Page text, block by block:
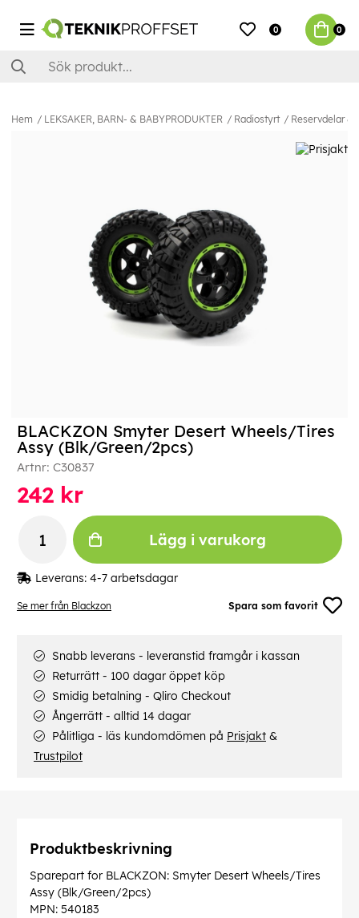
0 0
Hem LEKSAKER, BARN- & BABYPRODUKTER Radiostyrt Reservdelar &
Se mer från Blackzon Spara som favorit
BLACKZON Smyter Desert Wheels/Tires
Assy (Blk/Green/2pcs)
Artnr: C30837
242 kr
Lägg i varukorg
Leverans: 4-7 arbetsdagar
Snabb leverans - leveranstid framgår i kassan
Returrätt - 100 dagar öppet köp
Smidig betalning - Qliro Checkout
Ångerrätt - alltid 14 dagar
Pålitliga - läs kundomdömen på Prisjakt &
Trustpilot
Produktbeskrivning
Sparepart for BLACKZON: Smyter Desert Wheels/Tires
Assy (Blk/Green/2pcs)
MPN: 540183